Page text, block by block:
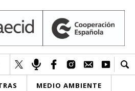
MEDIO AMBIENTE